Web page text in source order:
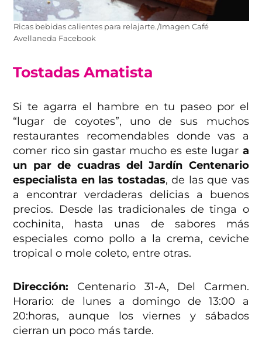
Ricas bebidas calientes para relajarte./Imagen Café
Avellaneda Facebook
Tostadas Amatista
Si te agarra el hambre en tu paseo por el
“lugar de coyotes”, uno de sus muchos
restaurantes recomendables donde vas a
comer rico sin gastar mucho es este lugar a
un par de cuadras del Jardín Centenario
especialista en las tostadas, de las que vas
a encontrar verdaderas delicias a buenos
precios. Desde las tradicionales de tinga o
cochinita, hasta unas de sabores más
especiales como pollo a la crema, ceviche
tropical o mole coleto, entre otras.
Dirección: Centenario 31-A, Del Carmen.
Horario: de lunes a domingo de 13:00 a
20:horas, aunque los viernes y sábados
cierran un poco más tarde.